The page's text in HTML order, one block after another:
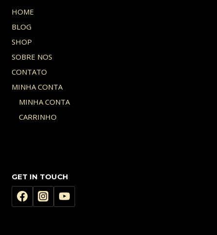
HOME
BLOG
SHOP
SOBRE NOS
CONTATO
MINHA CONTA
MINHA CONTA
CARRINHO
GET IN TOUCH